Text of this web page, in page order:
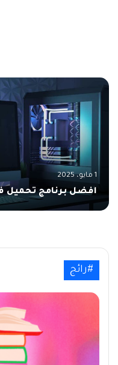
1 مايو، 2025
افضل برنامج تحميل
#رائج